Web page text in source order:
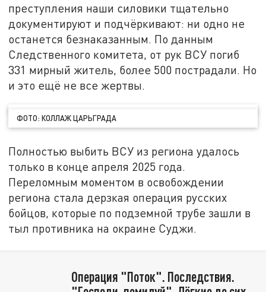
преступления наши силовики тщательно
документируют и подчёркивают: ни одно не
останется безнаказанным. По данным
Следственного комитета, от рук ВСУ погиб
331 мирный житель, более 500 пострадали. Но
и это ещё не все жертвы.
ФОТО: КОЛЛАЖ ЦАРЬГРАДА
Полностью выбить ВСУ из региона удалось
только в конце апреля 2025 года.
Переломным моментом в освобождении
региона стала дерзкая операция русских
бойцов, которые по подземной трубе зашли в
тыл противника на окраине Суджи.
Операция "Поток". Последствия.